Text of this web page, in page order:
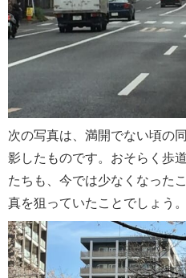
次の写真は、満開でない頃の
影したものです。おそらく歩
たちも、今では少なくなった
真を狙っていたことでしょう。